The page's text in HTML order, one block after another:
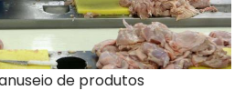
de produtos